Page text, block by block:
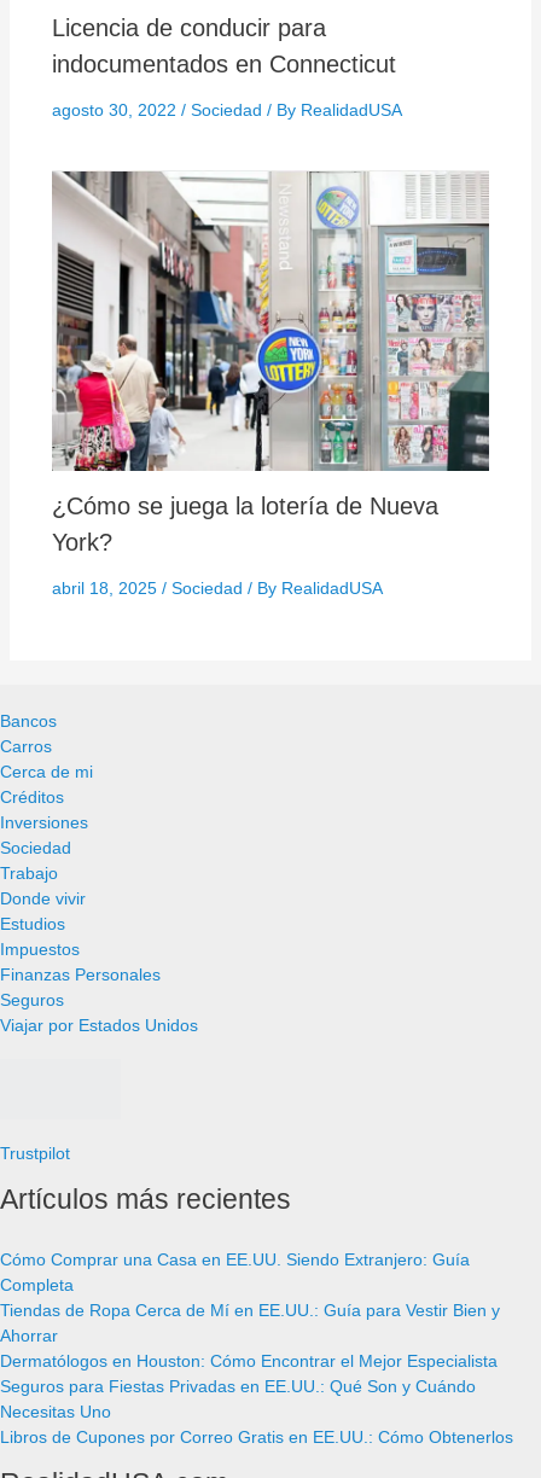
Licencia de conducir para
indocumentados en Connecticut
agosto 30, 2022 / Sociedad / By RealidadUSA
¿Cómo se juega la lotería de Nueva
York?
abril 18, 2025 / Sociedad / By RealidadUSA
Bancos
Carros
Cerca de mi
Créditos
Inversiones
Sociedad
Trabajo
Donde vivir
Estudios
Impuestos
Finanzas Personales
Seguros
Viajar por Estados Unidos
Trustpilot
Artículos más recientes
Cómo Comprar una Casa en EE.UU. Siendo Extranjero: Guía
Completa
Tiendas de Ropa Cerca de Mí en EE.UU.: Guía para Vestir Bien y
Ahorrar
Dermatólogos en Houston: Cómo Encontrar el Mejor Especialista
Seguros para Fiestas Privadas en EE.UU.: Qué Son y Cuándo
Necesitas Uno
Libros de Cupones por Correo Gratis en EE.UU.: Cómo Obtenerlos